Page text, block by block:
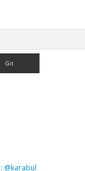
@karabul